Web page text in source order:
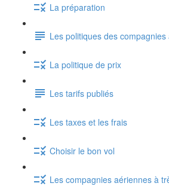
La préparation
Les politiques des
La politique de prix
Les tarifs publiés
Les taxes et les frais
Choisir le bon vol
Les compagnies aériennes à